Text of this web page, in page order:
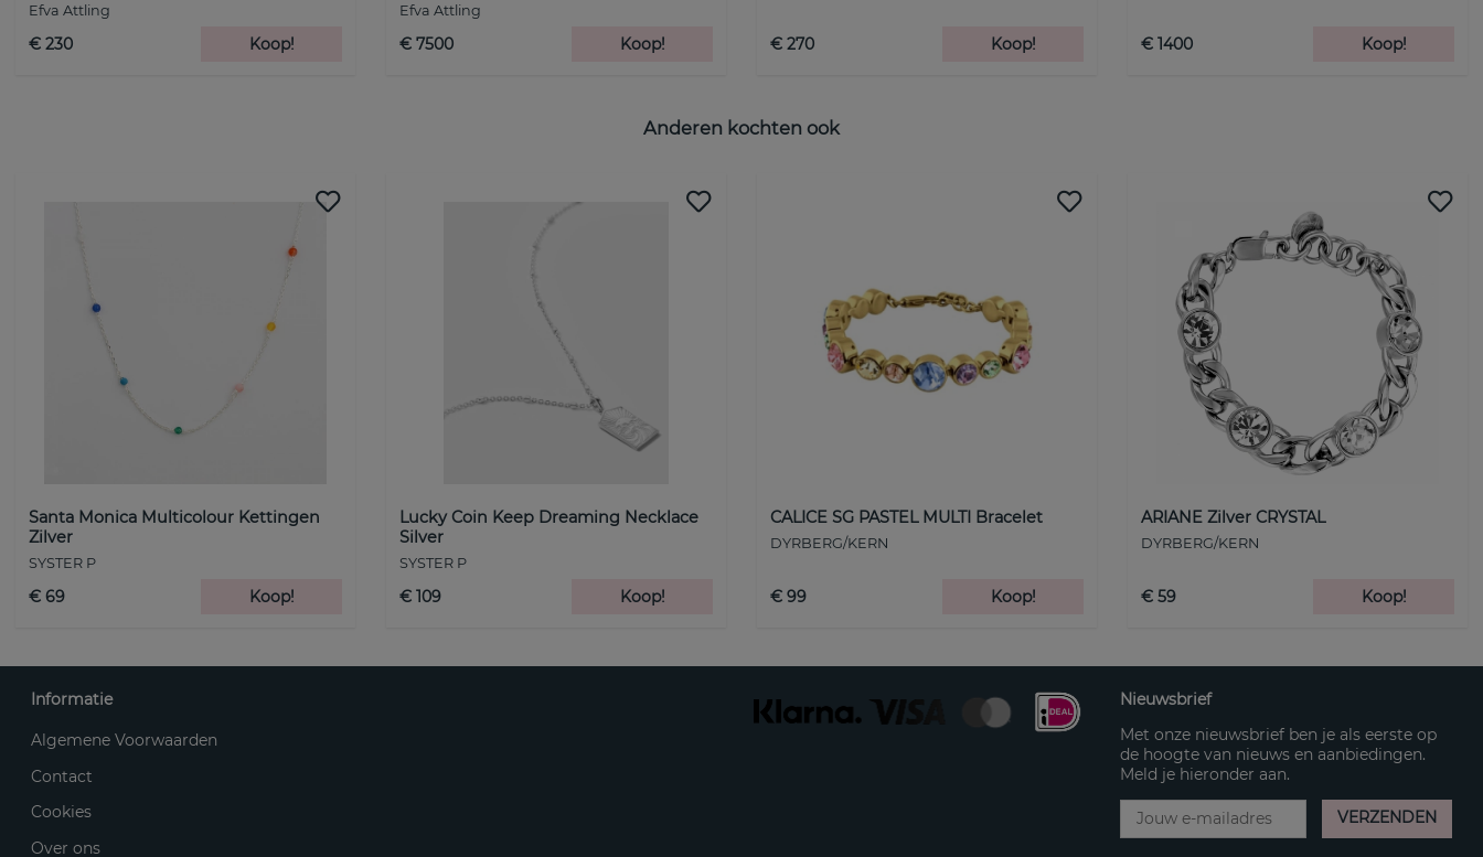
Efva Attling
€ 230 Koop!
Efva Attling
€ 7500 Koop! € 270 Koop! € 1400 Koop!
Anderen kochten ook
Santa Monica Multicolour Kettingen
Zilver
SYSTER P
€ 69 Koop!
Lucky Coin Keep Dreaming Necklace
Silver
SYSTER P
€ 109 Koop!
CALICE SG PASTEL MULTI Bracelet
DYRBERG/KERN
€ 99 Koop!
ARIANE Zilver CRYSTAL
DYRBERG/KERN
€ 59 Koop!
Informatie
Algemene Voorwaarden
Contact
Cookies
Over ons
Nieuwsbrief
Met onze nieuwsbrief ben je als eerste op
de hoogte van nieuws en aanbiedingen.
Meld je hieronder aan.
VERZENDEN